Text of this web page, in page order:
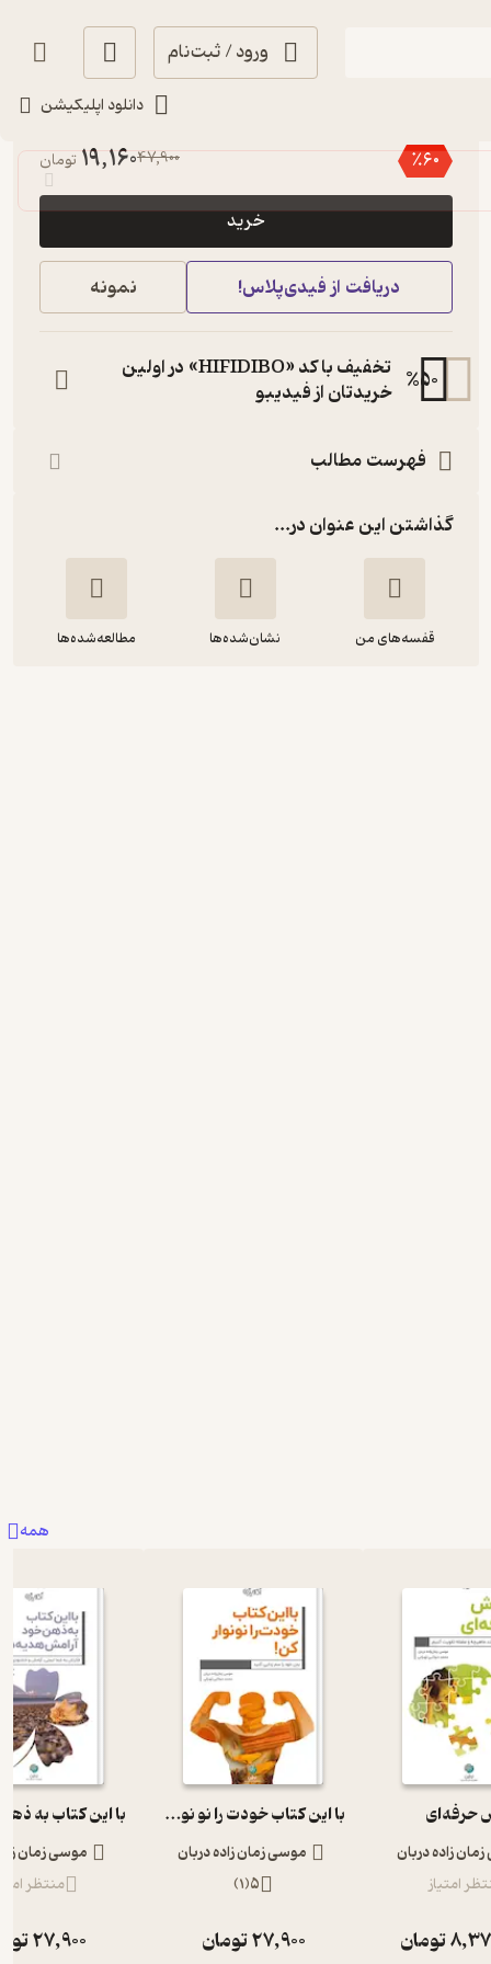
ورود / ثبت‌نام
دانلود اپلیکیشن
٪60
47,900
19,160تومان
خرید
دریافت از فیدی‌پلاس! نمونه
%50
تخفیف با کد «HIFIDIBO» در اولین
خریدتان از فیدیبو
فهرست مطالب
گذاشتن این عنوان در...
قفسه‌های من نشان‌شده‌ها مطالعه‌شده‌ها
همه
حرفه‌ای
زاده دربان
امتیاز
تومان
با این کتاب خودت را نو نوار کن
موسی زمان زاده دربان
5
(
1
)
27,900تومان
موسی زمان
منتظر
27,900